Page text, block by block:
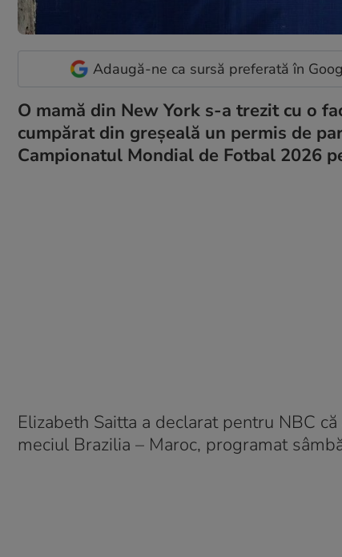
Adaugă-ne ca sursă preferată în
O mamă din New York s-a trezit cu o
cumpărat din greșeală un permis de
Campionatul Mondial de Fotbal 2026
Elizabeth Saitta a declarat pentru NBC
meciul Brazilia – Maroc, programat